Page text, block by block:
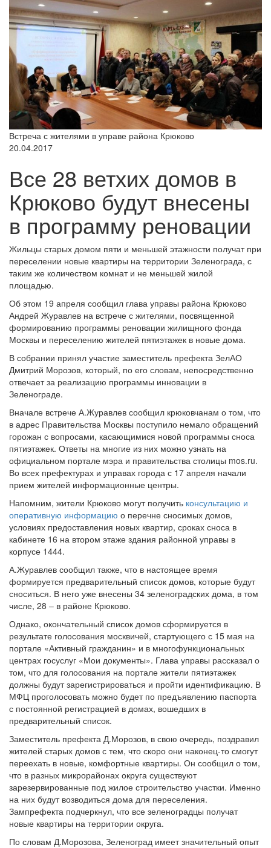
Встреча с жителями в управе района Крюково
20.04.2017
Все 28 ветхих домов в
Крюково будут внесены
в программу реновации
Жильцы старых домом пяти и меньшей этажности получат при
переселении новые квартиры на территории Зеленограда, с
таким же количеством комнат и не меньшей жилой
площадью.
Об этом 19 апреля сообщил глава управы района Крюково
Андрей Журавлев на встрече с жителями, посвященной
формированию программы реновации жилищного фонда
Москвы и переселению жителей пятиэтажек в новые дома.
В собрании принял участие заместитель префекта ЗелАО
Дмитрий Морозов, который, по его словам, непосредственно
отвечает за реализацию программы инновации в
Зеленограде.
Вначале встрече А.Журавлев сообщил крюковчанам о том, что
в адрес Правительства Москвы поступило немало обращений
горожан с вопросами, касающимися новой программы сноса
пятиэтажек. Ответы на многие из них можно узнать на
официальном портале мэра и правительства столицы mos.ru.
Во всех префектурах и управах города с 17 апреля начали
прием жителей информационные центры.
Напомним, жители Крюково могут получить консультацию и
оперативную информацию о перечне сносимых домов,
условиях предоставления новых квартир, сроках сноса в
кабинете 16 на втором этаже здания районной управы в
корпусе 1444.
А.Журавлев сообщил также, что в настоящее время
формируется предварительный список домов, которые будут
сноситься. В него уже внесены 34 зеленоградских дома, в том
числе, 28 – в районе Крюково.
Однако, окончательный список домов сформируется в
результате голосования москвичей, стартующего с 15 мая на
портале «Активный гражданин» и в многофункциональных
центрах госуслуг «Мои документы». Глава управы рассказал о
том, что для голосования на портале жители пятиэтажек
должны будут зарегистрироваться и пройти идентификацию. В
МФЦ проголосовать можно будет по предъявлению паспорта
с постоянной регистрацией в домах, вошедших в
предварительный список.
Заместитель префекта Д.Морозов, в свою очередь, поздравил
жителей старых домов с тем, что скоро они наконец-то смогут
переехать в новые, комфортные квартиры. Он сообщил о том,
что в разных микрорайонах округа существуют
зарезервированные под жилое строительство участки. Именно
на них будут возводиться дома для переселения.
Зампрефекта подчеркнул, что все зеленоградцы получат
новые квартиры на территории округа.
По словам Д.Морозова, Зеленоград имеет значительный опыт